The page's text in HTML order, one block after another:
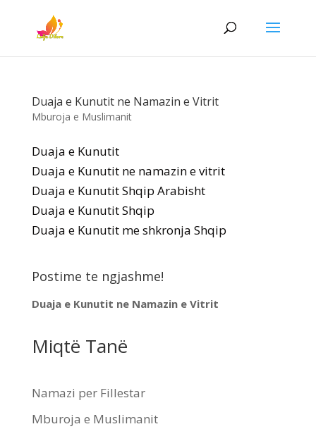
Duaja e Kunutit ne Namazin e Vitrit
Mburoja e Muslimanit
Duaja e Kunutit
Duaja e Kunutit ne namazin e vitrit
Duaja e Kunutit Shqip Arabisht
Duaja e Kunutit Shqip
Duaja e Kunutit me shkronja Shqip
Postime te ngjashme!
Duaja e Kunutit ne Namazin e Vitrit
Miqtë Tanë
Namazi per Fillestar
Mburoja e Muslimanit